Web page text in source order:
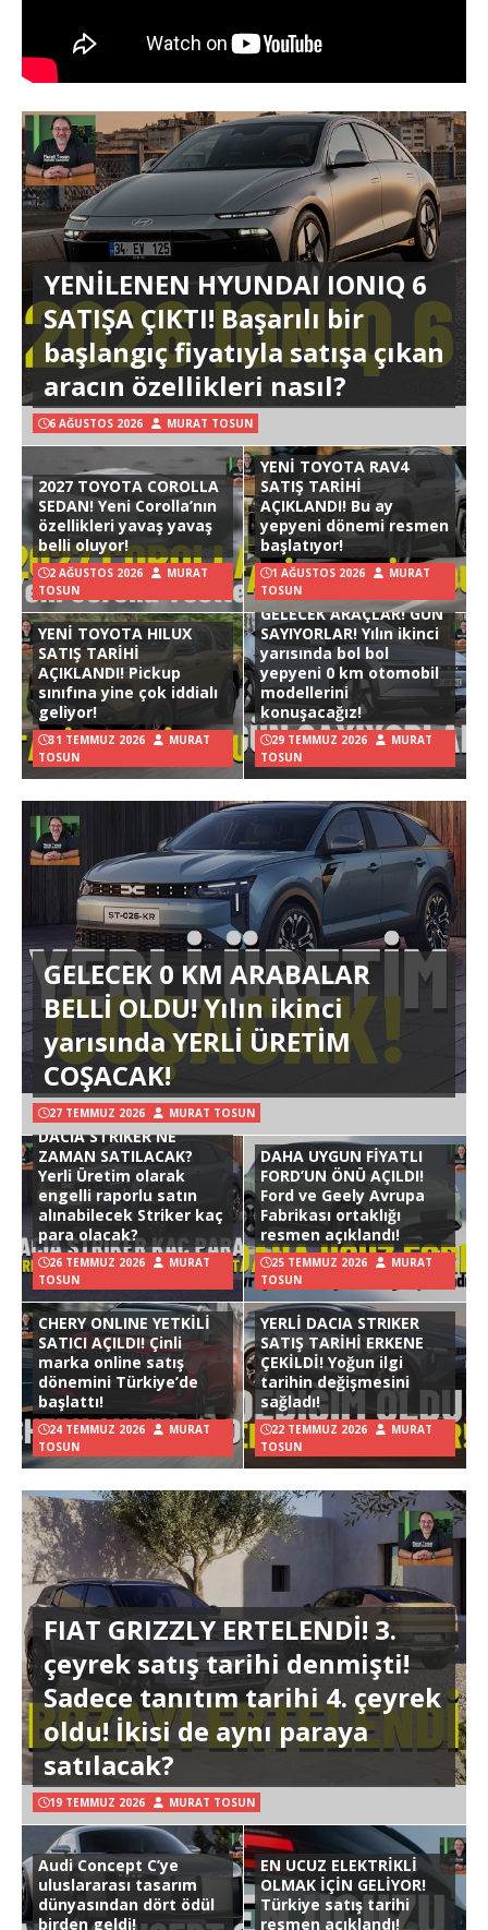
YENİLENEN HYUNDAI IONIQ 6
SATIŞA ÇIKTI! Başarılı bir
başlangıç fiyatıyla satışa çıkan
aracın özellikleri nasıl?
6 AĞUSTOS 2026 MURAT TOSUN
2027 TOYOTA COROLLA
SEDAN! Yeni Corolla’nın
özellikleri yavaş yavaş
belli oluyor!
2 AĞUSTOS 2026
MURAT
TOSUN
YENİ TOYOTA RAV4
SATIŞ TARİHİ
AÇIKLANDI! Bu ay
yepyeni dönemi resmen
başlatıyor!
1 AĞUSTOS 2026
MURAT
TOSUN
YENİ TOYOTA HILUX
SATIŞ TARİHİ
AÇIKLANDI! Pickup
sınıfına yine çok iddialı
geliyor!
31 TEMMUZ 2026
MURAT
TOSUN
GELECEK ARAÇLAR! GÜN
SAYIYORLAR! Yılın ikinci
yarısında bol bol
yepyeni 0 km otomobil
modellerini
konuşacağız!
29 TEMMUZ 2026
MURAT
TOSUN
GELECEK 0 KM ARABALAR
BELLİ OLDU! Yılın ikinci
yarısında YERLİ ÜRETİM
COŞACAK!
27 TEMMUZ 2026 MURAT TOSUN
DACIA STRIKER NE
ZAMAN SATILACAK?
Yerli Üretim olarak
engelli raporlu satın
alınabilecek Striker kaç
para olacak?
26 TEMMUZ 2026
MURAT
TOSUN
DAHA UYGUN FİYATLI
FORD’UN ÖNÜ AÇILDI!
Ford ve Geely Avrupa
Fabrikası ortaklığı
resmen açıklandı!
25 TEMMUZ 2026
MURAT
TOSUN
CHERY ONLINE YETKİLİ
SATICI AÇILDI! Çinli
marka online satış
dönemini Türkiye’de
başlattı!
24 TEMMUZ 2026
MURAT
TOSUN
YERLİ DACIA STRIKER
SATIŞ TARİHİ ERKENE
ÇEKİLDİ! Yoğun ilgi
tarihin değişmesini
sağladı!
22 TEMMUZ 2026
MURAT
TOSUN
FIAT GRIZZLY ERTELENDİ! 3.
çeyrek satış tarihi denmişti!
Sadece tanıtım tarihi 4. çeyrek
oldu! İkisi de aynı paraya
satılacak?
19 TEMMUZ 2026 MURAT TOSUN
Audi Concept C’ye
uluslararası tasarım
dünyasından dört ödül
birden geldi!
EN UCUZ ELEKTRİKLİ
OLMAK İÇİN GELİYOR!
Türkiye satış tarihi
resmen açıklandı!